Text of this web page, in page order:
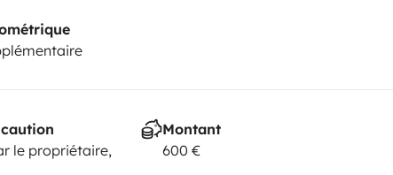
le propriétaire,
Montant
600 €